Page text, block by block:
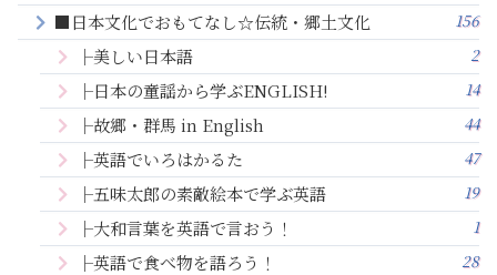
■日本文化でおもてなし☆伝統・郷土文化 156
├美しい日本語 2
├日本の童謡から学ぶENGLISH! 14
├故郷・群馬 in English 44
├英語でいろはかるた 47
├五味太郎の素敵絵本で学ぶ英語 19
├大和言葉を英語で言おう！ 1
├英語で食べ物を語ろう！ 28